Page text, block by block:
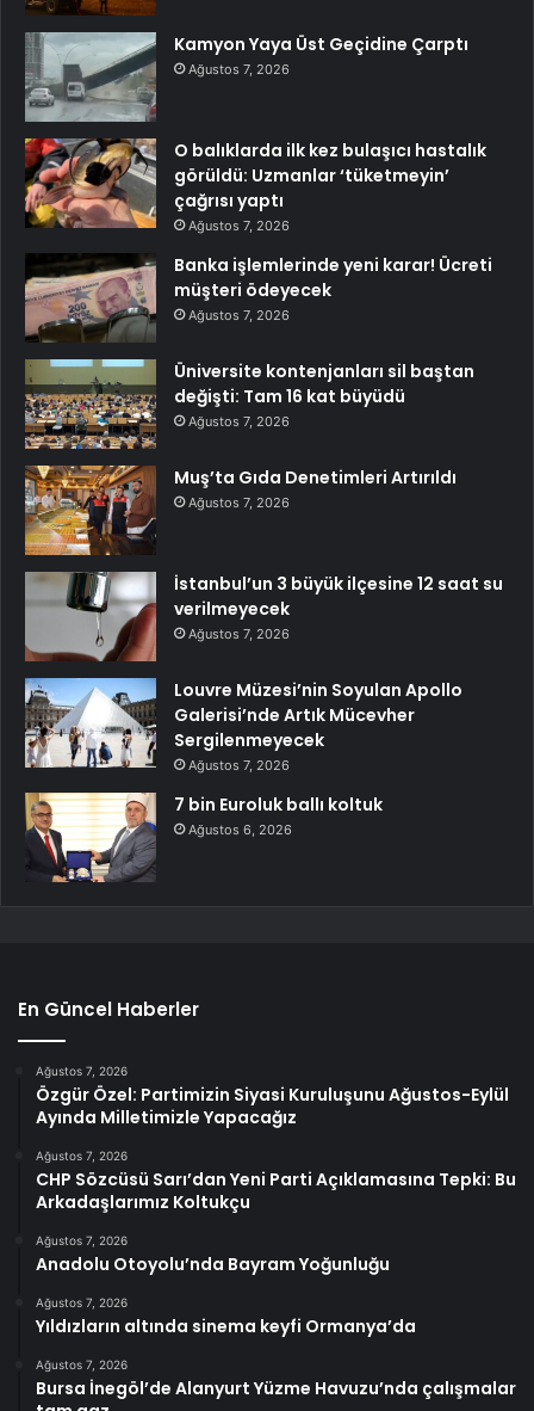
Kamyon Yaya Üst Geçidine Çarptı
Ağustos 7, 2026
O balıklarda ilk kez bulaşıcı hastalık
görüldü: Uzmanlar ‘tüketmeyin’
çağrısı yaptı
Ağustos 7, 2026
Banka işlemlerinde yeni karar! Ücreti
müşteri ödeyecek
Ağustos 7, 2026
Üniversite kontenjanları sil baştan
değişti: Tam 16 kat büyüdü
Ağustos 7, 2026
Muş’ta Gıda Denetimleri Artırıldı
Ağustos 7, 2026
İstanbul’un 3 büyük ilçesine 12 saat su
verilmeyecek
Ağustos 7, 2026
Louvre Müzesi’nin Soyulan Apollo
Galerisi’nde Artık Mücevher
Sergilenmeyecek
Ağustos 7, 2026
7 bin Euroluk ballı koltuk
Ağustos 6, 2026
En Güncel Haberler
Ağustos 7, 2026
Özgür Özel: Partimizin Siyasi Kuruluşunu Ağustos-Eylül
Ayında Milletimizle Yapacağız
Ağustos 7, 2026
CHP Sözcüsü Sarı’dan Yeni Parti Açıklamasına Tepki: Bu
Arkadaşlarımız Koltukçu
Ağustos 7, 2026
Anadolu Otoyolu’nda Bayram Yoğunluğu
Ağustos 7, 2026
Yıldızların altında sinema keyfi Ormanya’da
Ağustos 7, 2026
Bursa İnegöl’de Alanyurt Yüzme Havuzu’nda çalışmalar